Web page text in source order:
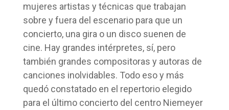
mujeres artistas y técnicas que trabajan
sobre y fuera del escenario para que un
concierto, una gira o un disco suenen de
cine. Hay grandes intérpretes, sí, pero
también grandes compositoras y autoras de
canciones inolvidables. Todo eso y más
quedó constatado en el repertorio elegido
para el último concierto del centro Niemeyer